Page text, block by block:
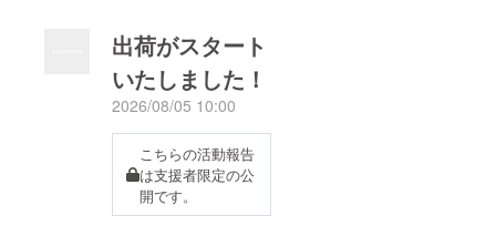
とうございました！皆
さまからいただいた温
かいご支援のおかげ
で、新たな商品開発や
プロジェクトに挑戦す
ることができました。
そして今回、、、新た
出荷がスタート
いたしました！
2026/08/05 10:00
こちらの活動報告
は支援者限定の公
開です。